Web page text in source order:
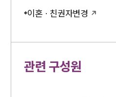
이혼 · 친권자변경
관련 구성원